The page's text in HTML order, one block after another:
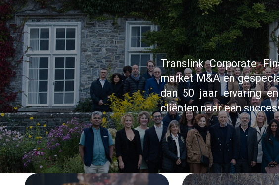
Translink Corporate
market M&A en
dan 50 jaar ervaring
cliënten naar een